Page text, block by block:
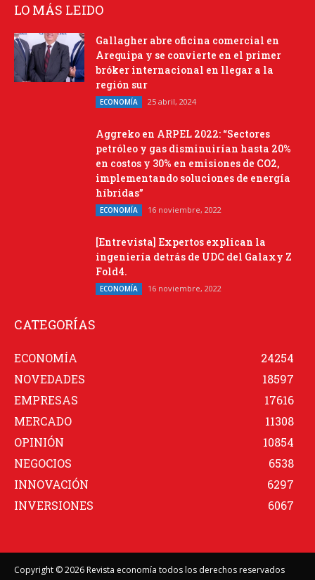
LO MÁS LEIDO
Gallagher abre oficina comercial en
Arequipa y se convierte en el primer
bróker internacional en llegar a la
región sur
ECONOMÍA 25 abril, 2024
Aggreko en ARPEL 2022: “Sectores
petróleo y gas disminuirían hasta 20%
en costos y 30% en emisiones de CO2,
implementando soluciones de energía
híbridas”
ECONOMÍA 16 noviembre, 2022
[Entrevista] Expertos explican la
ingeniería detrás de UDC del Galaxy Z
Fold4.
ECONOMÍA 16 noviembre, 2022
CATEGORÍAS
ECONOMÍA
24254
NOVEDADES
18597
EMPRESAS
17616
MERCADO
11308
OPINIÓN
10854
NEGOCIOS
6538
INNOVACIÓN
6297
INVERSIONES
6067
Copyright © 2026 Revista economía todos los derechos reservados